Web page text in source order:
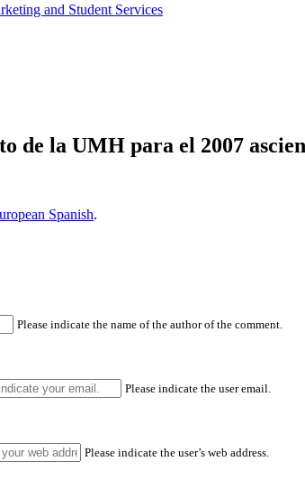
and Student Services
de la UMH para el 2007
Spanish.
Please indicate the name of the author of the comment.
Please indicate the user email.
Please indicate the user’s web address.